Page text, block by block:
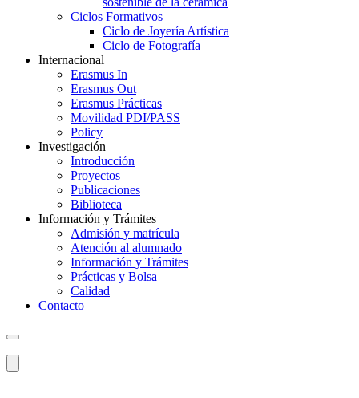
Ciclos Formativos
Ciclo de Joyería Artística
Ciclo de Fotografía
Internacional
Erasmus In
Erasmus Out
Erasmus Prácticas
Movilidad PDI/PASS
Policy
Investigación
Introducción
Proyectos
Publicaciones
Biblioteca
Información y Trámites
Admisión y matrícula
Atención al alumnado
Información y Trámites
Prácticas y Bolsa
Calidad
Contacto